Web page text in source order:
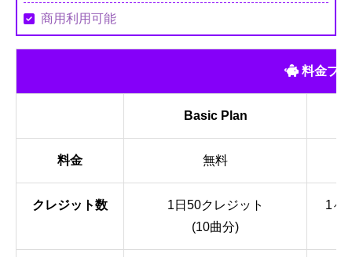
商用利用可能
料金プ
Basic Plan
料金 無料
クレジット数
1日50クレジット
(10曲分)
1ヶ